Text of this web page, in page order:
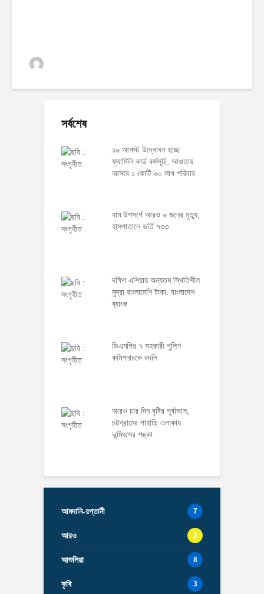
সর্বশেষ
১৬ আগস্ট উদ্বোধন হচ্ছে
ফ্যামিলি কার্ড কর্মসূচি, আওতায়
আসবে ১ কোটি ৬০ লাখ পরিবার
হাম উপসর্গে আরও ৬ জনের মৃত্যু,
হাসপাতালে ভর্তি ৭৩৩
দক্ষিণ এশিয়ায় অন্যতম স্থিতিশীল
মুদ্রা বাংলাদেশি টাকা: বাংলাদেশ
ব্যাংক
ডিএমপির ৭ সহকারী পুলিশ
কমিশনারকে বদলি
আরও চার দিন বৃষ্টির পূর্বাভাস,
চট্টগ্রামের পাহাড়ি এলাকায়
ভূমিধসের শঙ্কা
আমদানি-রপ্তানী 7
আরও 2
আশুলিয়া 8
কৃষি 3